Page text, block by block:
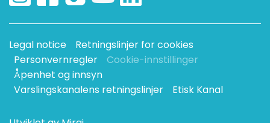
Legal notice
Retningslinjer for cookies
Personvernregler
Cookie-innstillinger
Åpenhet og innsyn
Varslingskanalens retningslinjer
Etisk Kanal